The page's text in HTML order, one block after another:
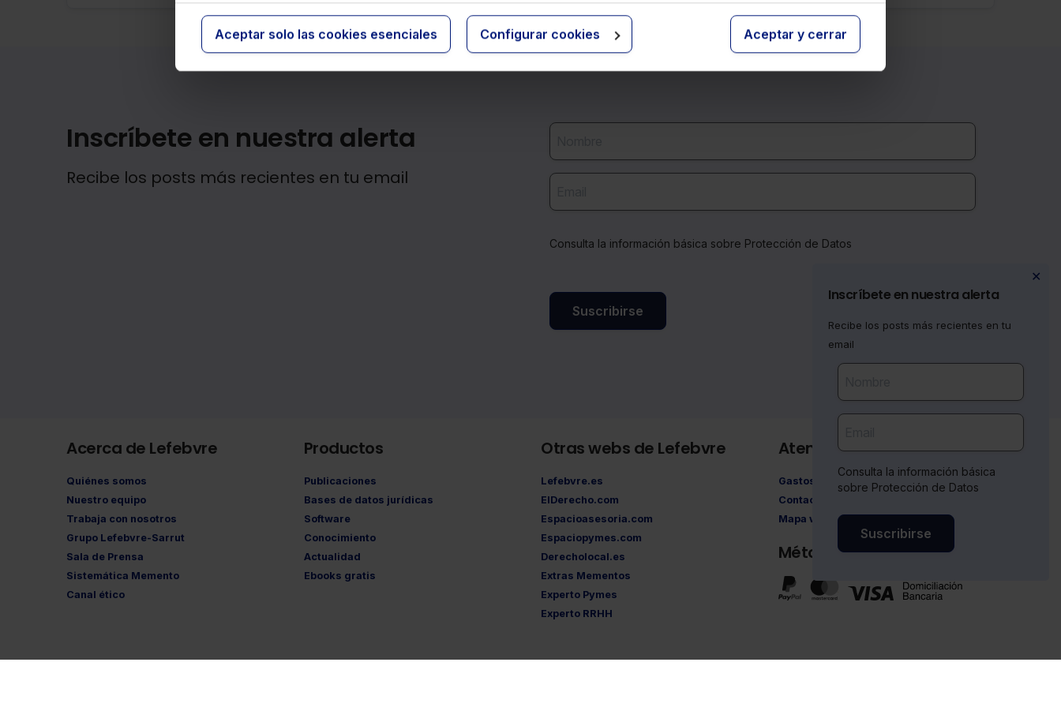
Aceptar solo las cookies esenciales Configurar cookies Aceptar y cerrar
Inscríbete en nuestra alerta
Recibe los posts más recientes en tu email
Consulta la información básica sobre Protección de Datos
Suscribirse
✕
Inscríbete en nuestra alerta
Recibe los posts más recientes en tu
email
Consulta la información básica
sobre Protección de Datos
Suscribirse
Acerca de Lefebvre
Quiénes somos
Nuestro equipo
Trabaja con nosotros
Grupo Lefebvre-Sarrut
Sala de Prensa
Sistemática Memento
Canal ético
Productos
Publicaciones
Bases de datos jurídicas
Software
Conocimiento
Actualidad
Ebooks gratis
Otras webs de Lefebvre
Lefebvre.es
ElDerecho.com
Espacioasesoria.com
Espaciopymes.com
Derecholocal.es
Extras Mementos
Experto Pymes
Experto RRHH
Atención al cliente
Gastos de envío
Contacto
Mapa web
Métodos de pago